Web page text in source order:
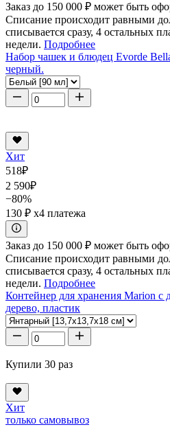
Заказ до 150 000 ₽ может быть
Списание происходит равными
списывается сразу, 4 остальных
недели. Подробнее
Набор чашек и блюдец Evorde
черный.
Хит
518₽
2 590₽
−80%
130 ₽ x4 платежа
Заказ до 150 000 ₽ может быть
Списание происходит равными
списывается сразу, 4 остальных
недели. Подробнее
Контейнер для хранения Marion
дерево, пластик
Купили 30 раз
Хит
только самовывоз